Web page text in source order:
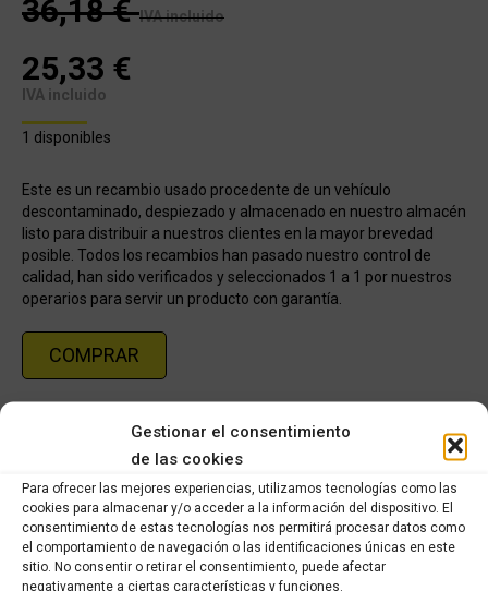
Gestionar el consentimiento
de las cookies
Para ofrecer las mejores experiencias, utilizamos tecnologías como las
cookies para almacenar y/o acceder a la información del dispositivo. El
consentimiento de estas tecnologías nos permitirá procesar datos como
el comportamiento de navegación o las identificaciones únicas en este
sitio. No consentir o retirar el consentimiento, puede afectar
negativamente a ciertas características y funciones.
36,18€ IVA incluido
25,33 €
IVA incluido
1 disponibles
Este es un recambio usado procedente de un vehículo
descontaminado, despiezado y almacenado en nuestro almacén
listo para distribuir a nuestros clientes en la mayor brevedad
posible. Todos los recambios han pasado nuestro control de
calidad, han sido verificados y seleccionados 1 a 1 por nuestros
operarios para servir un producto con garantía.
COMPRAR
Recambios de ocasión Yamaha
YAMAHA FZ1 FAZER
1000cc 2007-2009
Share this product
Share
Share
Share
Share